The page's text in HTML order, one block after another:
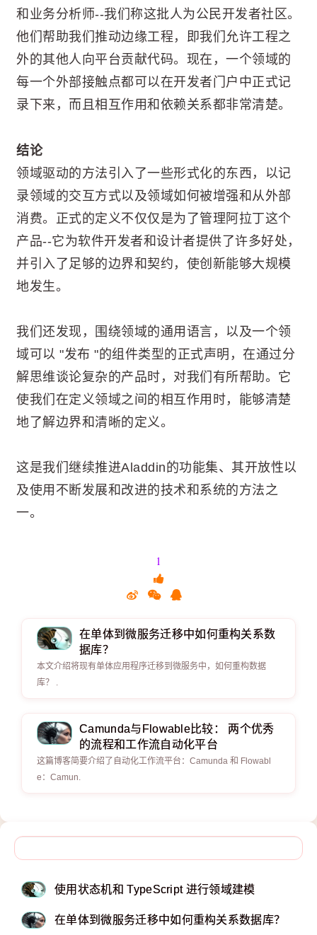
和业务分析师--我们称这批人为公民开发者社区。
他们帮助我们推动边缘工程，即我们允许工程之
外的其他人向平台贡献代码。现在，一个领域的
每一个外部接触点都可以在开发者门户中正式记
录下来，而且相互作用和依赖关系都非常清楚。
结论
领域驱动的方法引入了一些形式化的东西，以记
录领域的交互方式以及领域如何被增强和从外部
消费。正式的定义不仅仅是为了管理阿拉丁这个
产品--它为软件开发者和设计者提供了许多好处，
并引入了足够的边界和契约，使创新能够大规模
地发生。
我们还发现，围绕领域的通用语言，以及一个领
域可以 "发布 "的组件类型的正式声明，在通过分
解思维谈论复杂的产品时，对我们有所帮助。它
使我们在定义领域之间的相互作用时，能够清楚
地了解边界和清晰的定义。
这是我们继续推进Aladdin的功能集、其开放性以
及使用不断发展和改进的技术和系统的方法之
一。
1
在单体到微服务迁移中如何重构关系数
据库？
本文介绍将现有单体应用程序迁移到微服务中，如何重构数据
库？ .
Camunda与Flowable比较： 两个优秀
的流程和工作流自动化平台
这篇博客简要介绍了自动化工作流平台：Camunda 和 Flowabl
e：Camun.
使用状态机和 TypeScript 进行领域建模
在单体到微服务迁移中如何重构关系数据库？